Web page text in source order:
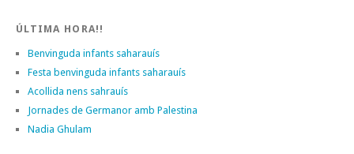
ÚLTIMA HORA!!
Benvinguda infants saharauís
Festa benvinguda infants saharauís
Acollida nens sahrauís
Jornades de Germanor amb Palestina
Nadia Ghulam